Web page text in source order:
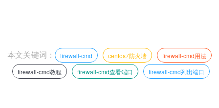
本文关键词： firewall-cmd centos7防火墙
firewall-cmd用法
firewall-cmd教程
firewall-cmd查看端口 firewall-cmd列出端口